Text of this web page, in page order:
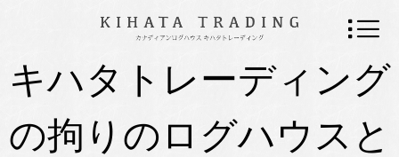
キハタトレーディング
の拘りのログハウスと